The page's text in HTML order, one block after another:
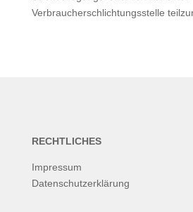
Verbraucherschlichtungsstelle
RECHTLICHES
Impressum
Datenschutzerklärung